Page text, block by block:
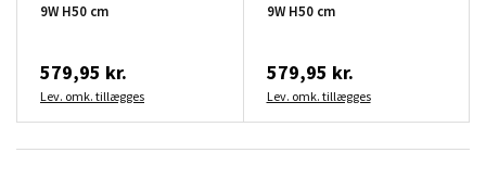
9W H50 cm
579,95 kr.
Lev. omk. tillægges
9W H50 cm
579,95 kr.
Lev. omk. tillægges